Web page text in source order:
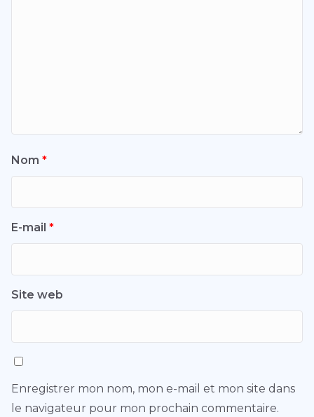
Nom *
E-mail *
Site web
Enregistrer mon nom, mon e-mail et mon site dans
le navigateur pour mon prochain commentaire.